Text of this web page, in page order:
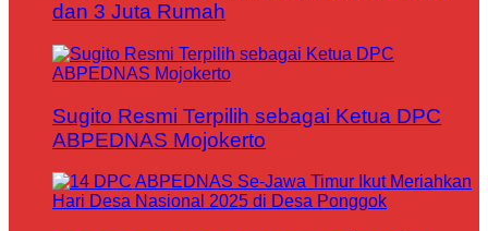
dan 3 Juta Rumah
Sugito Resmi Terpilih sebagai Ketua DPC
ABPEDNAS Mojokerto